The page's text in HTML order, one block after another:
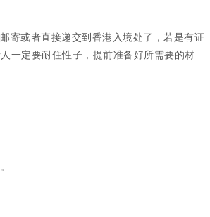
寄或者直接递交到香港入境处了，若是有证
一定要耐住性子，提前准备好所需要的材